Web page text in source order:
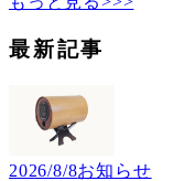
最新記事
2026/8/8お知らせ